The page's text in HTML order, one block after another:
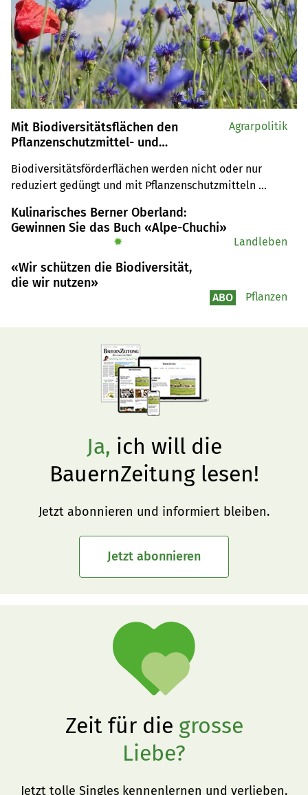
Mit Biodiversitätsflächen den
Pflanzenschutzmittel- und
Biodiversitätsförderflächen werden nicht oder nur
reduziert gedüngt und mit Pflanzenschutzmitteln
damit zu den Zielen der Parlamentarischen Initiative
bei, welche das Parlament in der Frühlingssession 2021
Agrarpolitik
Kulinarisches Berner Oberland:
Gewinnen Sie das Buch «Alpe-Chuchi»
✹ Landleben
«Wir schützen die Biodiversität,
die wir nutzen»
ABO Pflanzen
Ja, ich will die
BauernZeitung lesen!
Jetzt abonnieren und informiert bleiben.
Jetzt abonnieren
Zeit für die grosse
Liebe?
Jetzt tolle Singles kennenlernen und verlieben.